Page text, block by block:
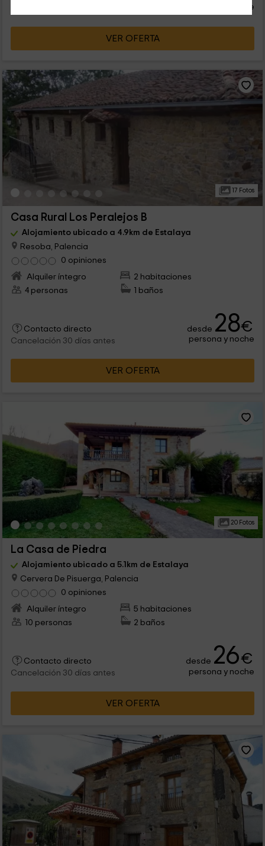
persona y noche
VER OFERTA
17 Fotos
Casa Rural Los Peralejos B
Alojamiento ubicado a 4.9km de Estalaya
Resoba, Palencia
0 opiniones
Alquiler íntegro
2 habitaciones
4 personas
1 baños
Contacto directo
Cancelación 30 días antes
desde 28€
persona y noche
VER OFERTA
20 Fotos
La Casa de Piedra
Alojamiento ubicado a 5.1km de Estalaya
Cervera De Pisuerga, Palencia
0 opiniones
Alquiler íntegro
5 habitaciones
10 personas
2 baños
Contacto directo
Cancelación 30 días antes
desde 26€
persona y noche
VER OFERTA